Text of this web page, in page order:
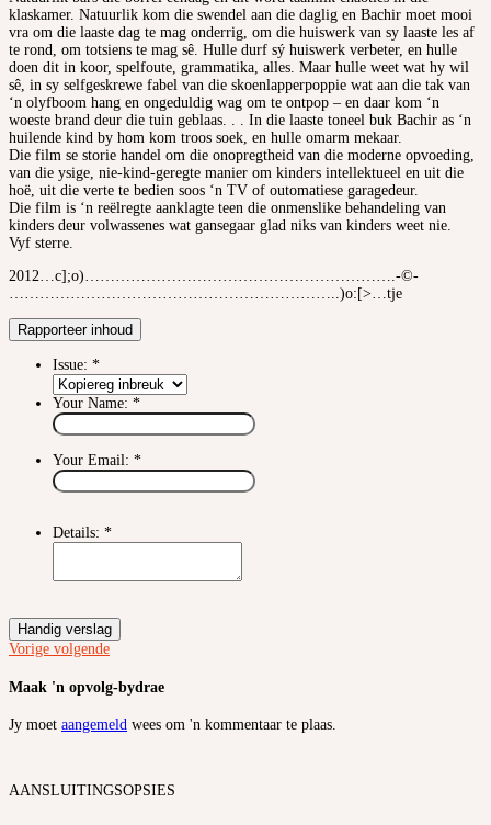
klaskamer. Natuurlik kom die swendel aan die daglig en Bachir moet mooi
vra om die laaste dag te mag onderrig, om die huiswerk van sy laaste les af
te rond, om totsiens te mag sê. Hulle durf sý huiswerk verbeter, en hulle
doen dit in koor, spelfoute, grammatika, alles. Maar hulle weet wat hy wil
sê, in sy selfgeskrewe fabel van die skoenlapperpoppie wat aan die tak van
‘n olyfboom hang en ongeduldig wag om te ontpop – en daar kom ‘n
woeste brand deur die tuin geblaas. . . In die laaste toneel buk Bachir as ‘n
huilende kind by hom kom troos soek, en hulle omarm mekaar.
Die film se storie handel om die onopregtheid van die moderne opvoeding,
van die ysige, nie-kind-geregte manier om kinders intellektueel en uit die
hoë, uit die verte te bedien soos ‘n TV of outomatiese garagedeur.
Die film is ‘n reëlregte aanklagte teen die onmenslike behandeling van
kinders deur volwassenes wat gansegaar glad niks van kinders weet nie.
Vyf sterre.
2012…c];o)…………………………………………………….-©-
………………………………………………………..)o:[>…tje
Rapporteer inhoud
Issue: *
Your Name: *
Your Email: *
Details: *
Handig verslag
Vorige volgende
Maak 'n opvolg-bydrae
Jy moet aangemeld wees om 'n kommentaar te plaas.
AANSLUITINGSOPSIES